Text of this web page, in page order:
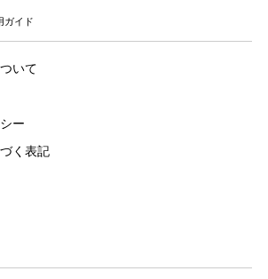
ガイド
いて
ー
く表記